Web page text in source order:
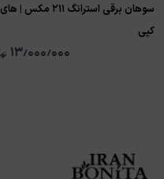
سوهان برقی استرانگ ۲۱۱ مکس | های
کپی
۱۳٫۰۰۰٫۰۰۰